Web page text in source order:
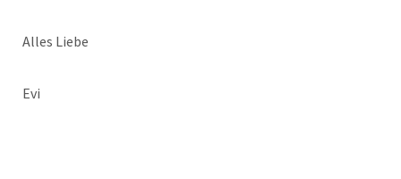
Alles Liebe
Evi